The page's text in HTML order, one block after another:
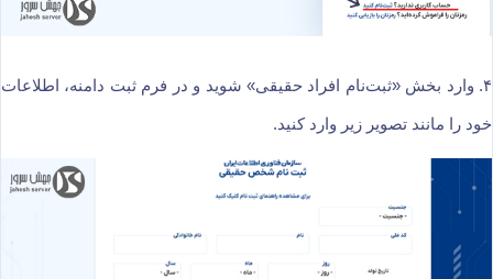
۴. وارد بخش «ثبت‌نام افراد حقیقی» شوید و در فرم ثبت دامنه، اطلاعات
خود را مانند تصویر زیر وارد کنید.